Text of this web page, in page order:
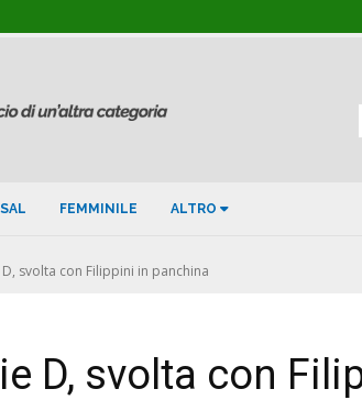
FEMMINILE ALTRO
D, svolta con Filippini in panchina
D, svolta con